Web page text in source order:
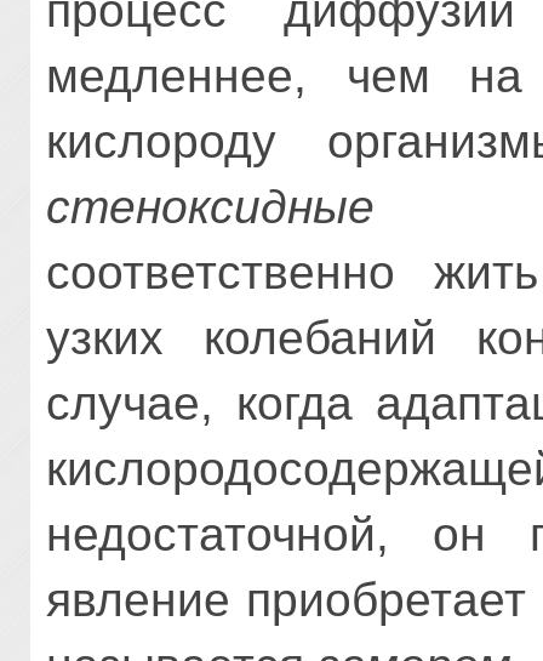
медленнее, чем
кислороду
стеноксидные
соответственно
узких колебаний
случае, когда
недостаточной, он
явление